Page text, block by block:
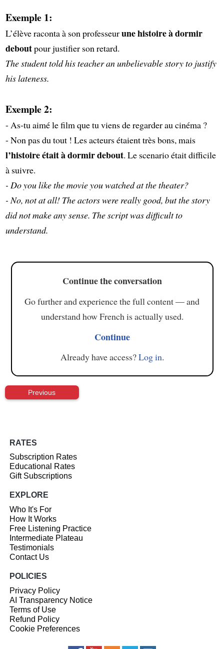
Exemple 1:
L’élève raconta à son professeurune histoire à dormir
deboutpour justifier son retard.
The student told his teacher an unbelievable story to justify
his lateness.
Exemple 2:
- As-tu aimé le film que tu viens de regarder au cinéma ?
- Non pas du tout ! Les acteurs étaient très bons, mais
l’histoire était à dormir debout. Le scenario était difficile
à suivre.
- Do you like the movie you watched at the theater?
- No, not at all! The actors were really good, but the story
did not make any sense. The script was difficult to
understand.
Continue the conversation
Go further and experience the full content — and
understand how French is actually used.
Continue
Already have access?Log in.
Previous
RATES
Subscription Rates
Educational Rates
Gift Subscriptions
EXPLORE
Who It's For
How It Works
Free Listening Practice
Intermediate Plateau
Testimonials
Contact Us
POLICIES
Privacy Policy
AI Transparency Notice
Terms of Use
Refund Policy
Cookie Preferences